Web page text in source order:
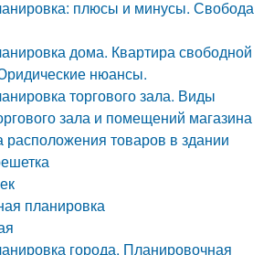
плюсы и минусы. Свобода
дома. Квартира свободной
нюансы.
торгового зала. Виды
зала и помещений магазина
товаров в здании
планировка
города. Планировочная